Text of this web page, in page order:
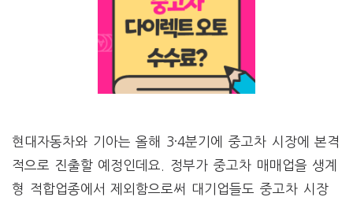
현대자동차와 기아는 올해 3·4분기에 중고차 시장에 본격
적으로 진출할 예정인데요. 정부가 중고차 매매업을 생계
형 적합업종에서 제외함으로써 대기업들도 중고차 시장